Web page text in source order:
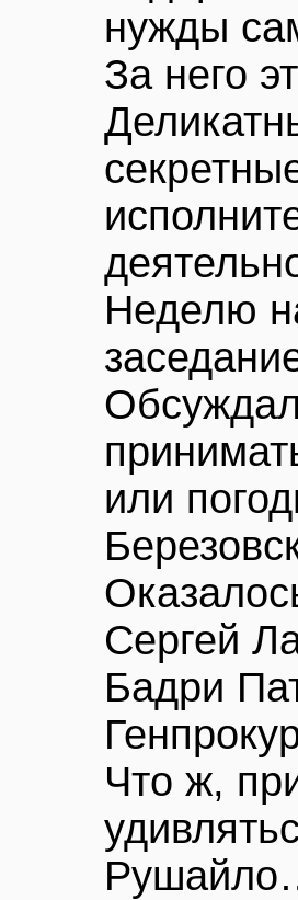
нужды
За него
Неделю
или
Сергей
Бадри
Что ж,